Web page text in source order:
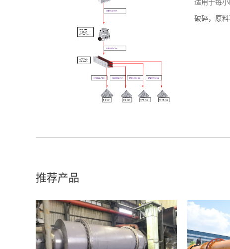
适用于每
破碎，原料
推荐产品